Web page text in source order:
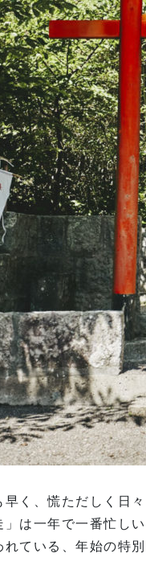
く、慌ただしく日
は一年で一番忙し
れている、年始の特